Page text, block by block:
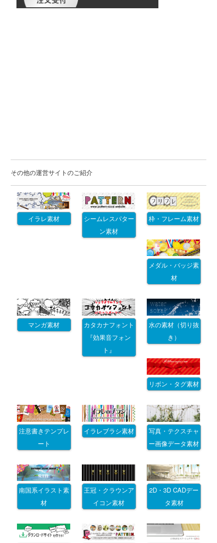
その他の運営サイトのご紹介
イラレ素材
シームレスパター
ン素材
枠・フレーム素材
メダル・バッジ素
材
マンガ素材
カタカナフォント
『効果音フォン
ト』
水の素材（切り抜
き）
リボン・タグ素材
注意書きテンプレ
ート
イラレブラシ素材
写真・テクスチャ
ー画像データ素材
南国系イラスト素
材
王冠・クラウンア
イコン素材
2D・3D CADデー
タ素材